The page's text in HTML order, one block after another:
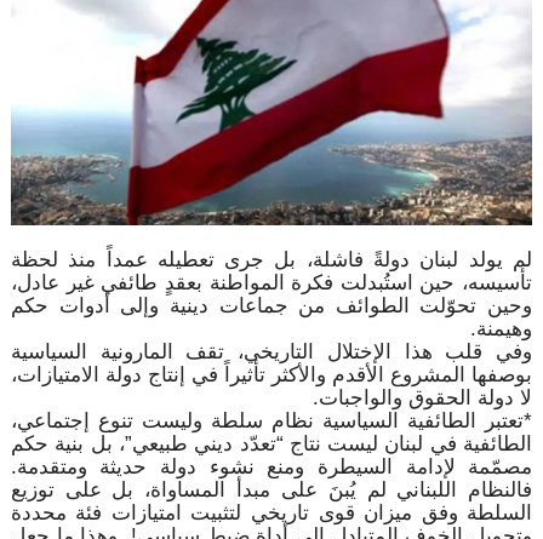
لم يولد لبنان دولةً فاشلة، بل جرى تعطيله عمداً منذ لحظة
تأسيسه، حين استُبدلت فكرة المواطنة بعقدٍ طائفي غير عادل،
وحين تحوّلت الطوائف من جماعات دينية وإلى أدوات حكم
وهيمنة.
وفي قلب هذا الإختلال التاريخي، تقف المارونية السياسية
بوصفها المشروع الأقدم والأكثر تأثيراً في إنتاج دولة الامتيازات،
لا دولة الحقوق والواجبات.
*تعتبر الطائفية السياسية نظام سلطة وليست تنوع إجتماعي،
الطائفية في لبنان ليست نتاج “تعدّد ديني طبيعي”، بل بنية حكم
مصمّمة لإدامة السيطرة ومنع نشوء دولة حديثة ومتقدمة.
فالنظام اللبناني لم يُبنَ على مبدأ المساواة، بل على توزيع
السلطة وفق ميزان قوى تاريخي لتثبيت امتيازات فئة محددة